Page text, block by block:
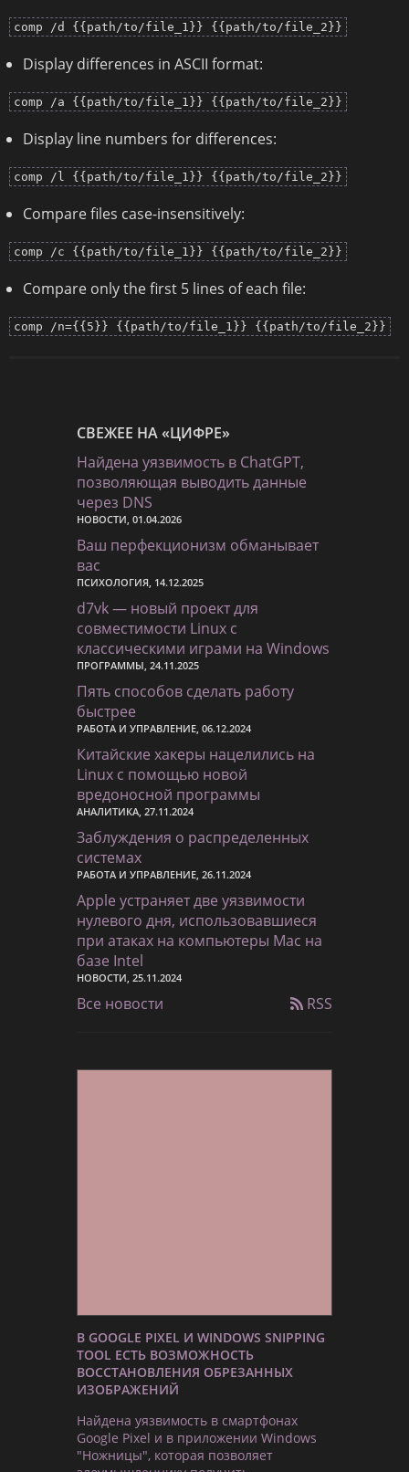
comp /d {{path/to/file_1}} {{path/to/file_2}}
Display differences in ASCII format:
comp /a {{path/to/file_1}} {{path/to/file_2}}
Display line numbers for differences:
comp /l {{path/to/file_1}} {{path/to/file_2}}
Compare files case-insensitively:
comp /c {{path/to/file_1}} {{path/to/file_2}}
Compare only the first 5 lines of each file:
comp /n={{5}} {{path/to/file_1}} {{path/to/file_2}}
СВЕЖЕЕ НА «ЦИФРЕ»
Найдена уязвимость в ChatGPT,
позволяющая выводить данные
через DNS
НОВОСТИ, 01.04.2026
Ваш перфекционизм обманывает
вас
ПСИХОЛОГИЯ, 14.12.2025
d7vk — новый проект для
совместимости Linux с
классическими играми на Windows
ПРОГРАММЫ, 24.11.2025
Пять способов сделать работу
быстрее
РАБОТА И УПРАВЛЕНИЕ, 06.12.2024
Китайские хакеры нацелились на
Linux с помощью новой
вредоносной программы
АНАЛИТИКА, 27.11.2024
Заблуждения о распределенных
системах
РАБОТА И УПРАВЛЕНИЕ, 26.11.2024
Apple устраняет две уязвимости
нулевого дня, использовавшиеся
при атаках на компьютеры Mac на
базе Intel
НОВОСТИ, 25.11.2024
Все новости RSS
В GOOGLE PIXEL И WINDOWS SNIPPING
TOOL ЕСТЬ ВОЗМОЖНОСТЬ
ВОССТАНОВЛЕНИЯ ОБРЕЗАННЫХ
ИЗОБРАЖЕНИЙ
Найдена уязвимость в смартфонах
Google Pixel и в приложении Windows
"Ножницы", которая позволяет